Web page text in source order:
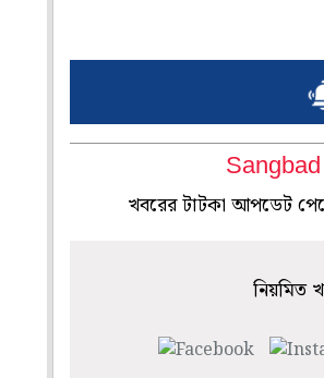
খবরের টাটকা আপডেট
নিয়মিত